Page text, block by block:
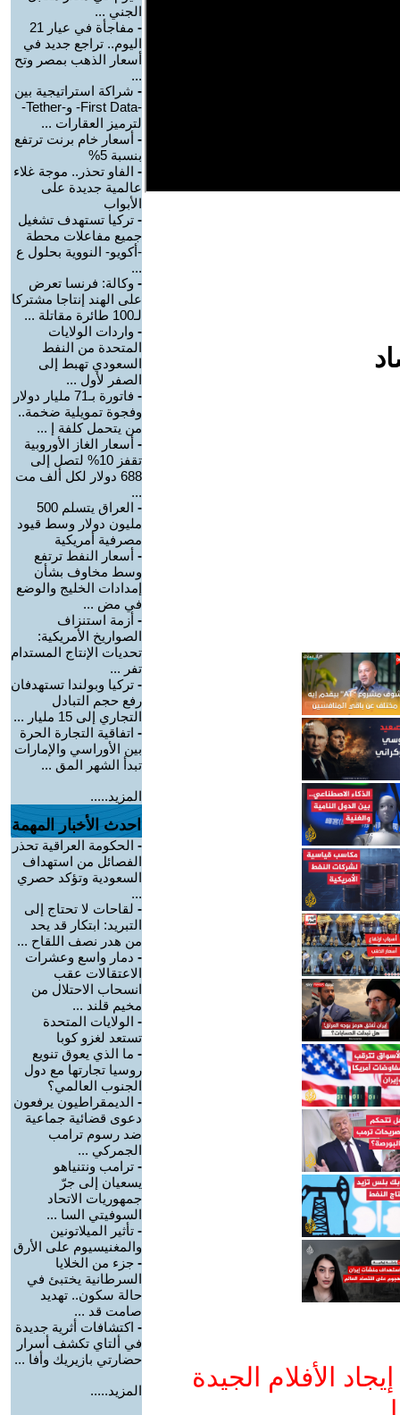
الأفلام الجيدة
الجني ...
-
مفاجأة في عيار 21
اليوم.. تراجع جديد في
أسعار الذهب بمصر وتح
...
- شراكة استراتيجية بين
-First Data- و-Tether-
لترميز العقارات ...
- أسعار خام برنت ترتفع
بنسبة 5%
- الفاو تحذر.. موجة غلاء
عالمية جديدة على
الأبواب
- تركيا تستهدف تشغيل
جميع مفاعلات محطة
-أكويو- النووية بحلول ع
...
- وكالة: فرنسا تعرض
على الهند إنتاجا مشتركا
لـ100 طائرة مقاتلة ...
- واردات الولايات
المتحدة من النفط
السعودي تهبط إلى
الصفر لأول ...
-
فاتورة بـ71 مليار دولار
وفجوة تمويلية ضخمة..
من يتحمل كلفة إ ...
- أسعار الغاز الأوروبية
تقفز 10% لتصل إلى
688 دولار لكل ألف مت
...
-
العراق يتسلم 500
مليون دولار وسط قيود
مصرفية أمريكية
- أسعار النفط ترتفع
وسط مخاوف بشأن
إمدادات الخليج والوضع
في مض ...
- أزمة استنزاف
الصواريخ الأمريكية:
تحديات الإنتاج المستدام
تفر ...
- تركيا وبولندا تستهدفان
رفع حجم التبادل
التجاري إلى 15 مليار ...
- اتفاقية التجارة الحرة
بين الأوراسي والإمارات
تبدأ الشهر المق ...
المزيد.....
احدث الأخبار المهمة
- الحكومة العراقية تحذر
الفصائل من استهداف
السعودية وتؤكد حصري
...
- لقاحات لا تحتاج إلى
التبريد: ابتكار قد يحد
من هدر نصف اللقاح ...
- دمار واسع وعشرات
الاعتقالات عقب
انسحاب الاحتلال من
مخيم قلند ...
- الولايات المتحدة
تستعد لغزو كوبا
- ما الذي يعوق تنويع
روسيا تجارتها مع دول
الجنوب العالمي؟
- الديمقراطيون يرفعون
دعوى قضائية جماعية
ضد رسوم ترامب
الجمركي ...
- ترامب ونتنياهو
يسعيان إلى جرّ
جمهوريات الاتحاد
السوفيتي السا ...
- تأثير الميلاتونين
والمغنيسيوم على الأرق
- جزء من الخلايا
السرطانية يختبئ في
حالة سكون.. تهديد
صامت قد ...
- اكتشافات أثرية جديدة
في ألتاي تكشف أسرار
حضارتي بازيريك وأفا ...
المزيد.....